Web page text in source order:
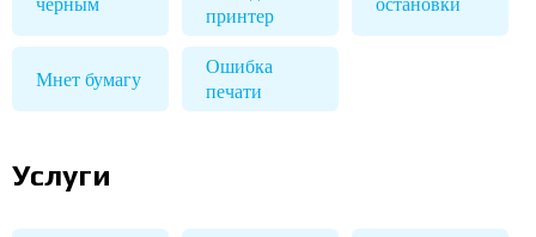
принтер
Мнет бумагу
Ошибка
печати
Услуги